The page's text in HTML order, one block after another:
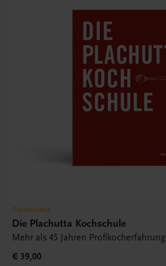
Gastronomie
Die Plachutta Kochschule
Mehr als 45 Jahren Profikocherfahrung
€ 39,00